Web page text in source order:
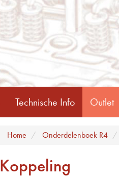
Technische Info Outlet
Home Onderdelenboek R4
Koppeling